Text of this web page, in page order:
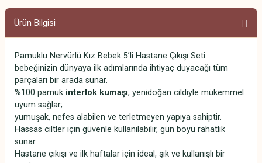
Ürün Bilgisi
Pamuklu Nervürlü Kız Bebek 5’li Hastane Çıkışı Seti
bebeğinizin dünyaya ilk adımlarında ihtiyaç duyacağı tüm
parçaları bir arada sunar.
%100 pamuk interlok kumaşı, yenidoğan cildiyle mükemmel
uyum sağlar;
yumuşak, nefes alabilen ve terletmeyen yapıya sahiptir.
Hassas ciltler için güvenle kullanılabilir, gün boyu rahatlık
sunar.
Hastane çıkışı ve ilk haftalar için ideal, şık ve kullanışlı bir